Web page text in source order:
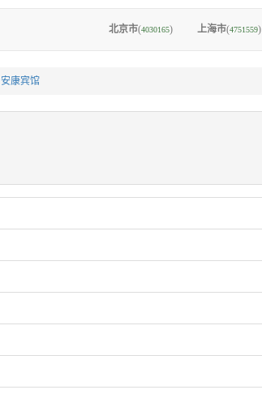
北京市(4030165) 上海市(4751559)
安康宾馆